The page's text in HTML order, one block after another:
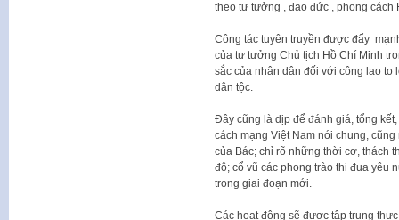
theo tư tưởng , đạo đức , phong cách
Công tác tuyên truyền được đẩy
của tư tưởng Chủ tịch Hồ Chí Minh
sắc của nhân dân đối với công lao
dân tộc.
Đây cũng là dịp để đánh giá, tổng
cách mạng Việt Nam nói chung,
của Bác; chỉ rõ những thời cơ, thách
đô; cổ vũ các phong trào thi đua yêu
trong giai đoạn mới.
Các hoạt động sẽ được tập trung